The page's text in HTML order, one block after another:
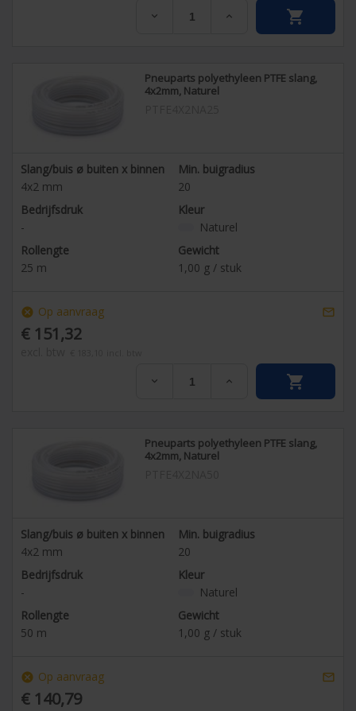
 
Pneuparts polyethyleen PTFE slang,
4x2mm, Naturel
Slang/buis ø buiten x binnen
4x2 mm
Min. buigradius
20
Bedrijfsdruk
-
Kleur
Naturel
Rollengte
25 m
Gewicht
1,00 g / stuk

cancel Op aanvraag
€ 151,32
 
Pneuparts polyethyleen PTFE slang,
4x2mm, Naturel
Slang/buis ø buiten x binnen
4x2 mm
Min. buigradius
20
Bedrijfsdruk
-
Kleur
Naturel
Rollengte
50 m
Gewicht
1,00 g / stuk

cancel Op aanvraag
€ 140,79